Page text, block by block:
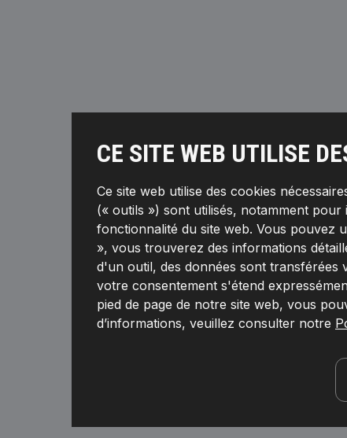
CE SITE WEB UTILISE
Ce site web utilise des cookies
(« outils ») sont utilisés, notamment
fonctionnalité du site web. Vous pouvez
», vous trouverez des informations
d'un outil, des données sont transférées
votre consentement s'étend
pied de page de notre site web, vous
d’informations, veuillez consulter notre